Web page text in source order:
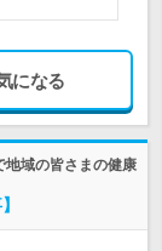
になる
地域の皆さまの健康